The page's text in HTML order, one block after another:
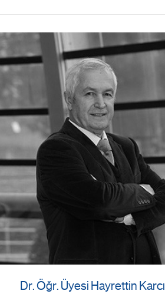
Dr. Öğr. Üyesi Hayrettin Karcı